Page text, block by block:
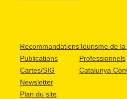
Recommandations
Publications
Cartes/SIG
Newsletter
Plan du site
Tourisme de
Professionnels
Catalunya